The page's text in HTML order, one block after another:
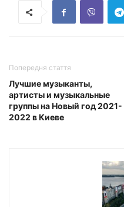
Попередня стаття
Лучшие музыканты,
артисты и музыкальные
группы на Новый год 2021-
2022 в Киеве